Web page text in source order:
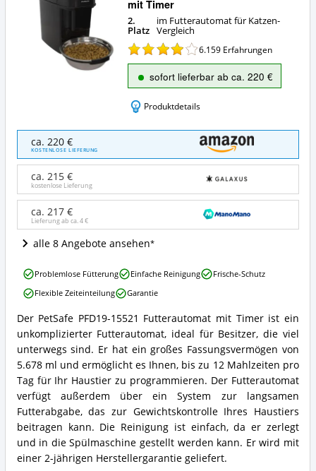
mit Timer
2.
Platz
im Futterautomat für Katzen-
Vergleich
6.159 Erfahrungen
sofort lieferbar ab ca. 220 €
Produktdetails
PetSafe
PFD19-
15521
Futterautomat
Timer
Angebote:
ist
dieser
für
Katzen
erhältlich?
ca. 220 €
KOSTENLOSE LIEFERUNG
ca. 215 €
kostenlose Lieferung
ca. 217 €
Lieferung ab ca.4 €
alle 8 Angebote ansehen
PetSafe
PFD19-
15521
Futterautomat
mit
Timer
Zusammenfassung:
Was
bietet
dieser
Futterautomat
für
Der PetSafe PFD19-15521 Futterautomat mit Timer ist ein
unkomplizierter Futterautomat, ideal für Besitzer, die viel
unterwegs sind. Er hat ein großes Fassungsvermögen von
5.678 ml und ermöglicht es Ihnen, bis zu 12 Mahlzeiten pro
Tag für Ihr Haustier zu programmieren. Der Futterautomat
verfügt außerdem über ein System zur langsamen
Futterabgabe, das zur Gewichtskontrolle Ihres Haustiers
beitragen kann. Die Reinigung ist einfach, da er zerlegt
und in die Spülmaschine gestellt werden kann. Er wird mit
einer 2-jährigen Herstellergarantie geliefert.
PetSafe
PFD19-
15521
mit
Timer
Vorteile:
Was
spricht
für
diesen
Futterautomat
für
Katzen?
Problemlose Fütterung Einfache Reinigung
Frische-Schutz
Flexible Zeiteinteilung
Garantie